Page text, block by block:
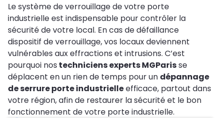
Le système de verrouillage de votre porte
industrielle est indispensable pour contrôler la
sécurité de votre local. En cas de défaillance
dispositif de verrouillage, vos locaux deviennent
vulnérables aux effractions et intrusions. C’est
pourquoi nos techniciens experts MGParisse
déplacent en un rien de temps pour un dépannage
de serrure porte industrielleefficace, partout dans
votre région, afin de restaurer la sécurité et le bon
fonctionnement de votre porte industrielle.